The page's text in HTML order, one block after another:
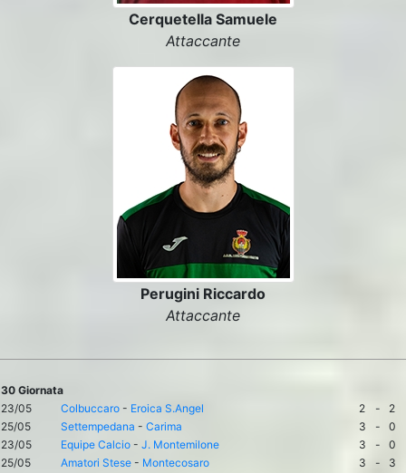
Cerquetella Samuele
Attaccante
Perugini Riccardo
Attaccante
30 Giornata
23/05
Colbuccaro - Eroica S.Angel 2 -
2
25/05
Settempedana - Carima 3 -
0
23/05
Equipe Calcio - J. Montemilone 3 -
0
25/05
Amatori Stese - Montecosaro 3 -
3